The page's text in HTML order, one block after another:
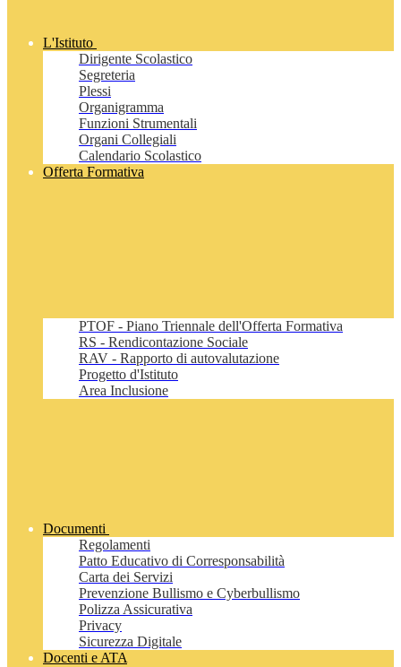
L'Istituto
Dirigente Scolastico
Segreteria
Plessi
Organigramma
Funzioni Strumentali
Organi Collegiali
Calendario Scolastico
Offerta Formativa
PTOF - Piano Triennale dell'Offerta Formativa
RS - Rendicontazione Sociale
RAV - Rapporto di autovalutazione
Progetto d'Istituto
Area Inclusione
Documenti
Regolamenti
Patto Educativo di Corresponsabilità
Carta dei Servizi
Prevenzione Bullismo e Cyberbullismo
Polizza Assicurativa
Privacy
Sicurezza Digitale
Docenti e ATA